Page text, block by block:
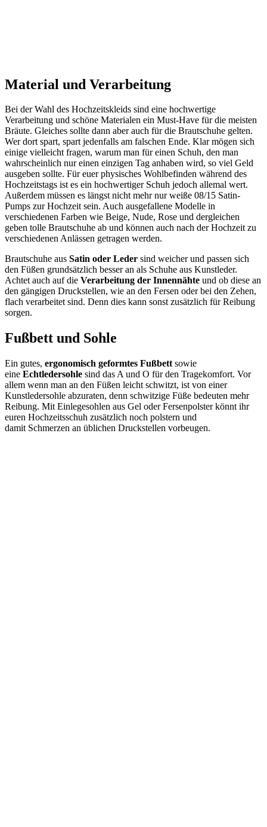
Material und Verarbeitung
Bei der Wahl des Hochzeitskleids sind eine hochwertige
Verarbeitung und schöne Materialen ein Must-Have für die meisten
Bräute. Gleiches sollte dann aber auch für die Brautschuhe gelten.
Wer dort spart, spart jedenfalls am falschen Ende. Klar mögen sich
einige vielleicht fragen, warum man für einen Schuh, den man
wahrscheinlich nur einen einzigen Tag anhaben wird, so viel Geld
ausgeben sollte. Für euer physisches Wohlbefinden während des
Hochzeitstags ist es ein hochwertiger Schuh jedoch allemal wert.
Außerdem müssen es längst nicht mehr nur weiße 08/15 Satin-
Pumps zur Hochzeit sein. Auch ausgefallene Modelle in
verschiedenen Farben wie Beige, Nude, Rose und dergleichen
geben tolle Brautschuhe ab und können auch nach der Hochzeit zu
verschiedenen Anlässen getragen werden.
Brautschuhe aus Satin oder Leder sind weicher und passen sich
den Füßen grundsätzlich besser an als Schuhe aus Kunstleder.
Achtet auch auf die Verarbeitung der Innennähte und ob diese an
den gängigen Druckstellen, wie an den Fersen oder bei den Zehen,
flach verarbeitet sind. Denn dies kann sonst zusätzlich für Reibung
sorgen.
Fußbett und Sohle
Ein gutes, ergonomisch geformtes Fußbett sowie
eine Echtledersohle sind das A und O für den Tragekomfort. Vor
allem wenn man an den Füßen leicht schwitzt, ist von einer
Kunstledersohle abzuraten, denn schwitzige Füße bedeuten mehr
Reibung. Mit Einlegesohlen aus Gel oder Fersenpolster könnt ihr
euren Hochzeitsschuh zusätzlich noch polstern und
damit Schmerzen an üblichen Druckstellen vorbeugen.